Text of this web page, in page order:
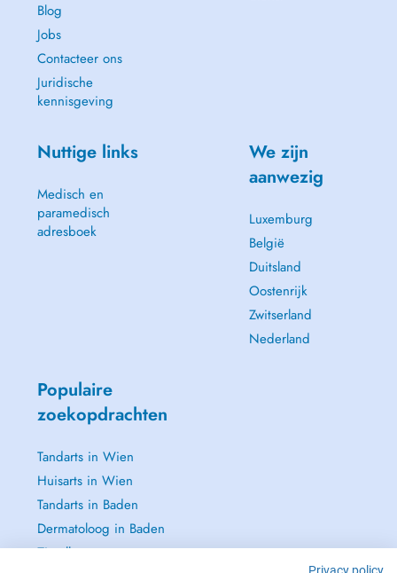
Blog
Jobs
Contacteer ons
Juridische
kennisgeving
Nuttige links
Medisch en
paramedisch
adresboek
We zijn
aanwezig
Luxemburg
België
Duitsland
Oostenrijk
Zwitserland
Nederland
Populaire
zoekopdrachten
Tandarts in Wien
Huisarts in Wien
Tandarts in Baden
Dermatoloog in Baden
Zie alle →